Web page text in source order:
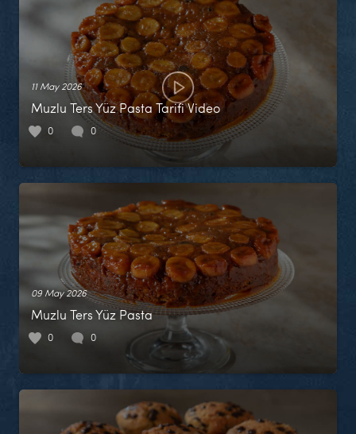
11 May 2026
Muzlu Ters Yüz Pasta Tarifi Video
0 0
09 May 2026
Muzlu Ters Yüz Pasta
0 0